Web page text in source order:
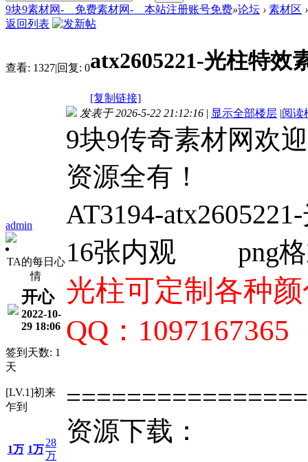
9块9素材网-＿免费素材网-＿本站注册账号免费»论坛 › 素材区 ›
返回列表
查看: 1327|回复: 0atx2605221-光柱特效
[复制链接]
admin
TA的每日心
情
开心
2022-10-
29 18:06
签到天数: 1
天
[LV.1]初来
乍到
1万 1万
28
万
发表于 2026-5-22 21:12:16 | 显示全部楼层 |阅读
9块9传奇素材网欢
资源全有！
AT3194-
16张内观 png
光柱可定制各种
QQ：1097167365
资源下载：